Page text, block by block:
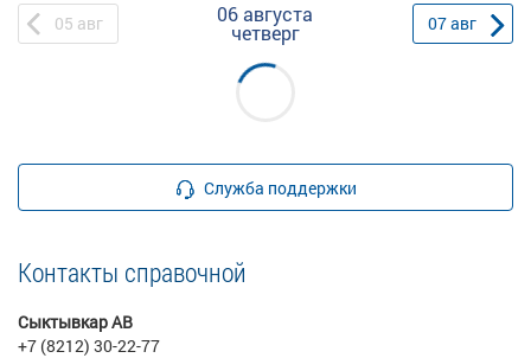
05 авг 06 августа
четверг 07авг
Служба поддержки
Контакты справочной
Сыктывкар АВ
+7 (8212) 30-22-77